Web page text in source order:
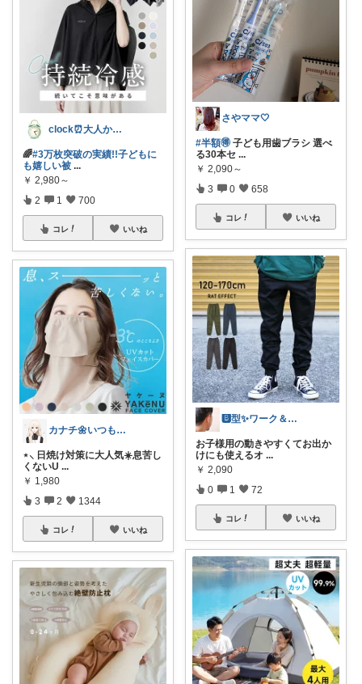
clock⏰大人かわいい
🌈#3万枚突破の実績!!子どもに
も嬉しい被 ...
￥ 2,980～
2 1 700
コレ いいね
カナチ🌼いつもご覧くださり感謝ꕤ
⋆⸜ 日焼け対策に大人気☀️息苦し
くないU ...
￥ 1,980
3 2 1344
コレ いいね
さやママ🤍
#半額🉐 子ども用歯ブラシ 選べ
る30本セ ...
￥ 2,090～
3 0 658
コレ いいね
🅱️型✨ワーク＆ライフスタイル💪
お子様用の動きやすくてお出か
けにも使えるオ ...
￥ 2,090
0 1 72
コレ いいね